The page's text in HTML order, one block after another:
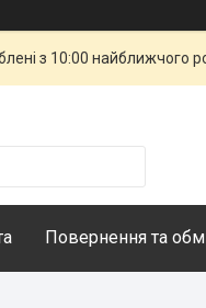
з 10:00 найближчого
Повернення та